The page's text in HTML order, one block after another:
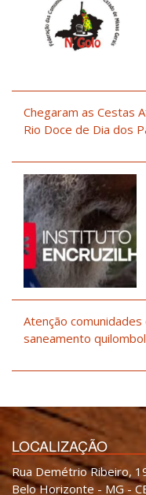
Chegaram as Cestas
Rio Doce de Dia dos
Atenção
saneamento
LOCALIZAÇÃO
Rua Demétrio Ribeiro,
Belo Horizonte - MG -